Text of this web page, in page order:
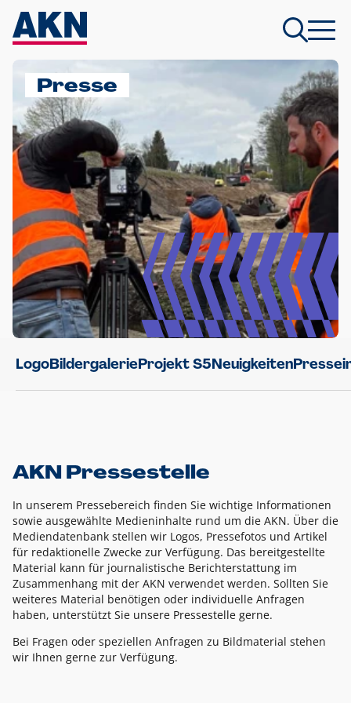
Presse
LogoBildergalerieProjekt S5Neuigkeiten
AKN Pressestelle
In unserem Pressebereich finden Sie wichtige Informationen
sowie ausgewählte Medieninhalte rund um die AKN. Über die
Mediendatenbank stellen wir Logos, Pressefotos und Artikel
für redaktionelle Zwecke zur Verfügung. Das bereitgestellte
Material kann für journalistische Berichterstattung im
Zusammenhang mit der AKN verwendet werden. Sollten Sie
weiteres Material benötigen oder individuelle Anfragen
haben, unterstützt Sie unsere Pressestelle gerne.
Bei Fragen oder speziellen Anfragen zu Bildmaterial stehen
wir Ihnen gerne zur Verfügung.